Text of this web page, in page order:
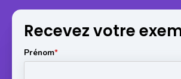
Recevez votre
Prénom*